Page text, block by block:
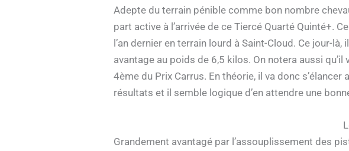
Adepte du terrain pénible comme bon nombre
part active à l’arrivée de ce Tiercé Quarté Quinté+.
l’an dernier en terrain lourd à Saint-Cloud. Ce jour-
avantage au poids de 6,5 kilos. On notera aussi
4ème du Prix Carrus. En théorie, il va donc
résultats et il semble logique d’en attendre une
Grandement avantagé par l’assouplissement des